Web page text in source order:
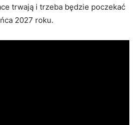
trwają i trzeba będzie poczekać
2027 roku.